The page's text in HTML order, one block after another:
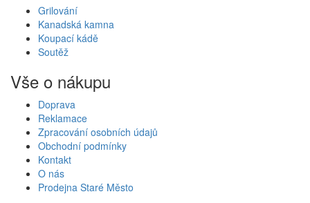
Grilování
Kanadská kamna
Koupací kádě
Soutěž
Vše o nákupu
Doprava
Reklamace
Zpracování osobních údajů
Obchodní podmínky
Kontakt
O nás
Prodejna Staré Město